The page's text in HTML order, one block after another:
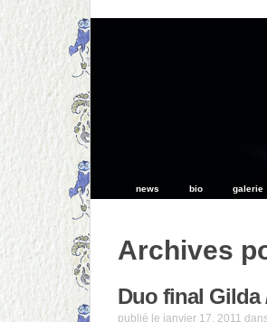
news bio galerie
Archives
Duo final Gilda
publié le janvier 17, 2011